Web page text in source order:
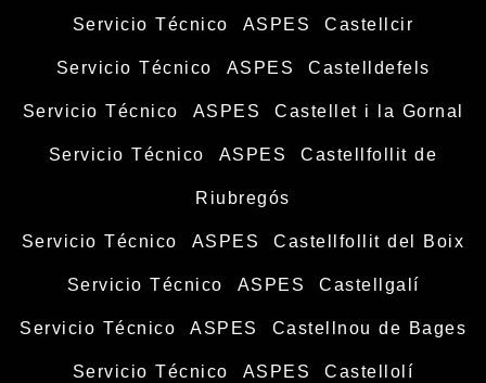
Servicio Técnico ASPES Castellcir
Servicio Técnico ASPES Castelldefels
Servicio Técnico ASPES Castellet i la Gornal
Servicio Técnico ASPES Castellfollit de
Riubregós
Servicio Técnico ASPES Castellfollit del Boix
Servicio Técnico ASPES Castellgalí
Servicio Técnico ASPES Castellnou de Bages
Servicio Técnico ASPES Castellolí